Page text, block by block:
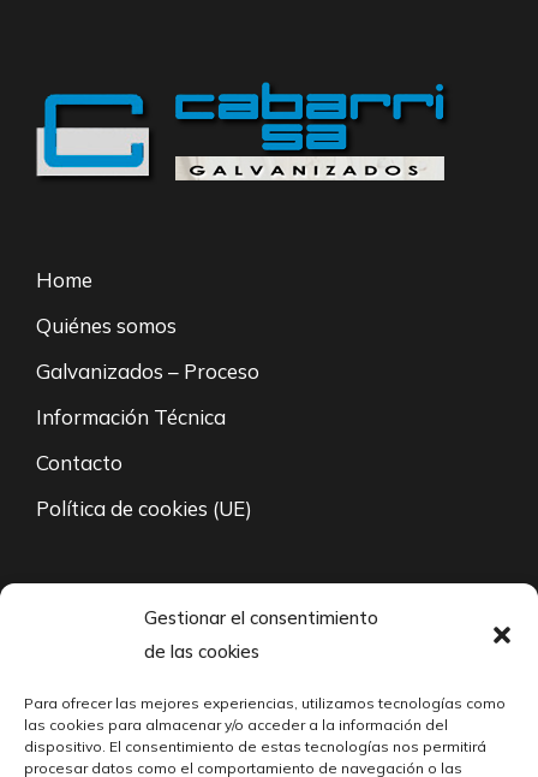
Gestionar el consentimiento
de las cookies
Para ofrecer las mejores experiencias, utilizamos tecnologías como
las cookies para almacenar y/o acceder a la información del
dispositivo. El consentimiento de estas tecnologías nos permitirá
procesar datos como el comportamiento de navegación o las
Home
Quiénes somos
Galvanizados – Proceso
Información Técnica
Contacto
Política de cookies (UE)
94 671 35 27
L-V: 8:00 – 21:00
fabricacion@cabarri.es
24/7 Contacto vía mail